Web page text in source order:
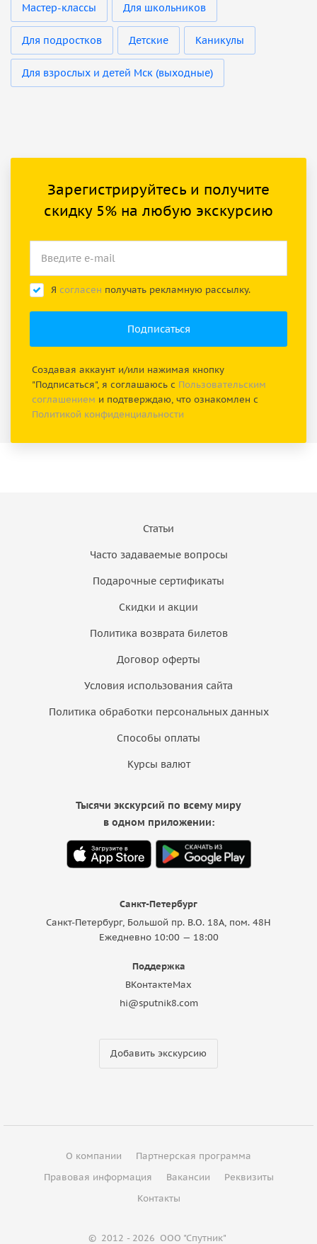
Мастер-классы Для школьников
Для подростков Детские Каникулы
Для взрослых и детей Мск (выходные)
Зарегистрируйтесь и получите
скидку 5% на любую экскурсию
Я согласен получать рекламную рассылку.
Создавая аккаунт и/или нажимая кнопку
"Подписаться", я соглашаюсь с Пользовательским
соглашением и подтверждаю, что ознакомлен с
Политикой конфиденциальности
Статьи
Часто задаваемые вопросы
Подарочные сертификаты
Скидки и акции
Политика возврата билетов
Договор оферты
Условия использования сайта
Политика обработки персональных данных
Способы оплаты
Курсы валют
Санкт-Петербург
Санкт-Петербург, Большой пр. В.О. 18A, пом. 48Н
Ежедневно 10:00 — 18:00
Поддержка
ВКонтактеMax
hi@sputnik8.com
Добавить экскурсию
Тысячи экскурсий по всему миру
в одном приложении:
О компании
Партнерская программа
Правовая информация
Вакансии
Реквизиты
Контакты
© 2012 - 2026 ООО "Спутник"